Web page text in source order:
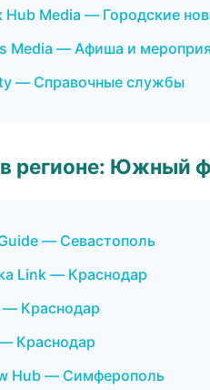
Hub Media — Городские
Media — Афиша и
— Справочные службы
регионе: Южный
— Севастополь
Link — Краснодар
Краснодар
Краснодар
Hub — Симферополь